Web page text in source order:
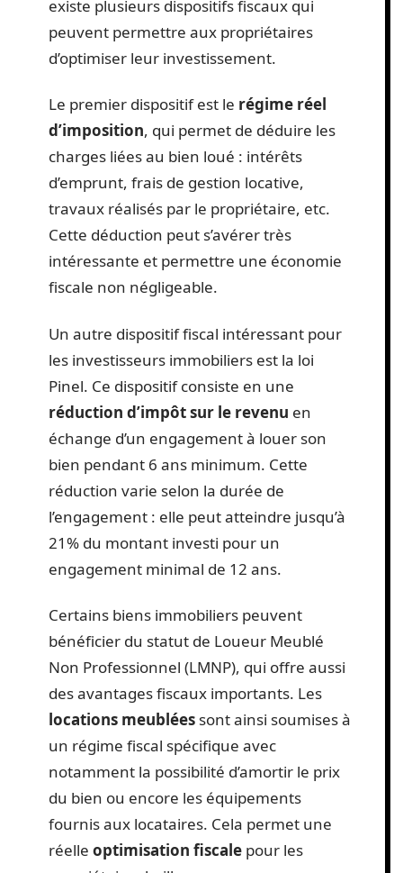
existe plusieurs dispositifs fiscaux qui
peuvent permettre aux propriétaires
d’optimiser leur investissement.
Le premier dispositif est le régime réel
d’imposition, qui permet de déduire les
charges liées au bien loué : intérêts
d’emprunt, frais de gestion locative,
travaux réalisés par le propriétaire, etc.
Cette déduction peut s’avérer très
intéressante et permettre une économie
fiscale non négligeable.
Un autre dispositif fiscal intéressant pour
les investisseurs immobiliers est la loi
Pinel. Ce dispositif consiste en une
réduction d’impôt sur le revenu en
échange d’un engagement à louer son
bien pendant 6 ans minimum. Cette
réduction varie selon la durée de
l’engagement : elle peut atteindre jusqu’à
21% du montant investi pour un
engagement minimal de 12 ans.
Certains biens immobiliers peuvent
bénéficier du statut de Loueur Meublé
Non Professionnel (LMNP), qui offre aussi
des avantages fiscaux importants. Les
locations meublées sont ainsi soumises à
un régime fiscal spécifique avec
notamment la possibilité d’amortir le prix
du bien ou encore les équipements
fournis aux locataires. Cela permet une
réelle optimisation fiscale pour les